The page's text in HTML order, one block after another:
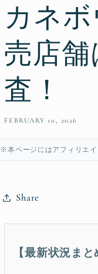
カネ
売店
査！
FEBRUARY 10, 2026
※本ページにはアフィリエイ
Share
【最新状況まと